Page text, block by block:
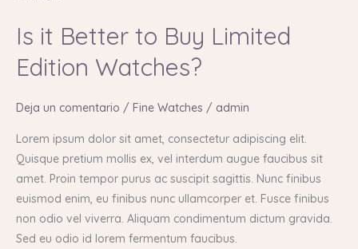
Is it Better to Buy Limited
Edition Watches?
Deja un comentario / Fine Watches / admin
Lorem ipsum dolor sit amet, consectetur adipiscing elit.
Quisque pretium mollis ex, vel interdum augue faucibus sit
amet. Proin tempor purus ac suscipit sagittis. Nunc finibus
euismod enim, eu finibus nunc ullamcorper et. Fusce finibus
non odio vel viverra. Aliquam condimentum dictum gravida.
Sed eu odio id lorem fermentum faucibus.
Better
Buy
Edition
Watches?